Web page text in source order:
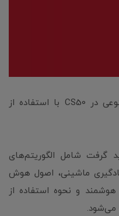
دوره نهم: «مقدمه‌ای بر هوش مصنوعی در CS50 با استفاده از
گرفت شامل الگوریتم‌های
ماشینی، اصول هوش
و نحوه استفاده از
می‌شود.